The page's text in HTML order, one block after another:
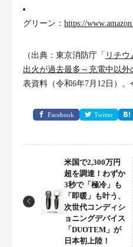
グリーン： https://
（出典：東京消防庁「 リチ
出火が過去最多～充電中以外
表資料（令和6年7月12日）。
Facebook Twitter
米国で2,300万円
超を調達！わずか
3秒で「極冷」も
「即暖」も叶う、
次世代コンディシ
ョニングデバイス
「DUOTEM」が
日本初上陸！